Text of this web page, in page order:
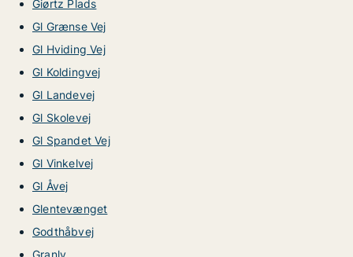
Giørtz Plads
Gl Grænse Vej
Gl Hviding Vej
Gl Koldingvej
Gl Landevej
Gl Skolevej
Gl Spandet Vej
Gl Vinkelvej
Gl Åvej
Glentevænget
Godthåbvej
Granly